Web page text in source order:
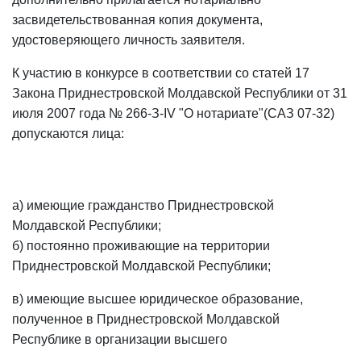
засвидетельствованная копия документа,
удостоверяющего личность заявителя.
К участию в конкурсе в соответствии со статей 17
Закона Приднестровской Молдавской Республики от 31
июля 2007 года № 266-З-IV "О нотариате"(САЗ 07-32)
допускаются лица:
а) имеющие гражданство Приднестровской
Молдавской Республики;
б) постоянно проживающие на территории
Приднестровской Молдавской Республики;
в) имеющие высшее юридическое образование,
полученное в Приднестровской Молдавской
Республике в организации высшего